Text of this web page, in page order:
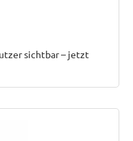
sichtbar – jetzt